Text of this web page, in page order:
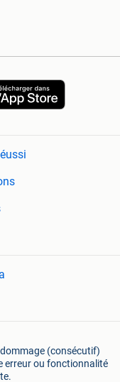
(consécutif)
erreur ou fonctionnalité